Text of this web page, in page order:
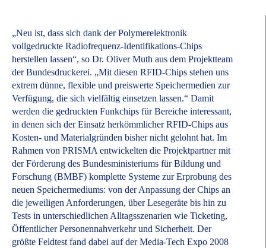
„Neu ist, dass sich dank der Polymerelektronik
vollgedruckte Radiofrequenz-Identifikations-Chips
herstellen lassen“, so Dr. Oliver Muth aus dem Projektteam
der Bundesdruckerei. „Mit diesen RFID-Chips stehen uns
extrem dünne, flexible und preiswerte Speichermedien zur
Verfügung, die sich vielfältig einsetzen lassen.“ Damit
werden die gedruckten Funkchips für Bereiche interessant,
in denen sich der Einsatz herkömmlicher RFID-Chips aus
Kosten- und Materialgründen bisher nicht gelohnt hat. Im
Rahmen von PRISMA entwickelten die Projektpartner mit
der Förderung des Bundesministeriums für Bildung und
Forschung (BMBF) komplette Systeme zur Erprobung des
neuen Speichermediums: von der Anpassung der Chips an
die jeweiligen Anforderungen, über Lesegeräte bis hin zu
Tests in unterschiedlichen Alltagsszenarien wie Ticketing,
Öffentlicher Personennahverkehr und Sicherheit. Der
größte Feldtest fand dabei auf der Media-Tech Expo 2008